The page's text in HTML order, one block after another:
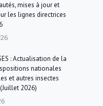
mises à jour et
les lignes directrices
: Actualisation de la
nationales
et autres insectes
2026)